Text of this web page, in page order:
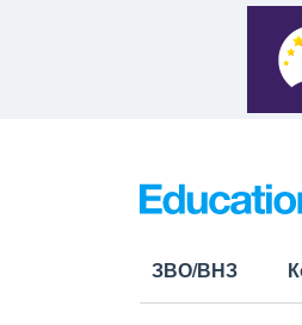
ЗВО/ВНЗ